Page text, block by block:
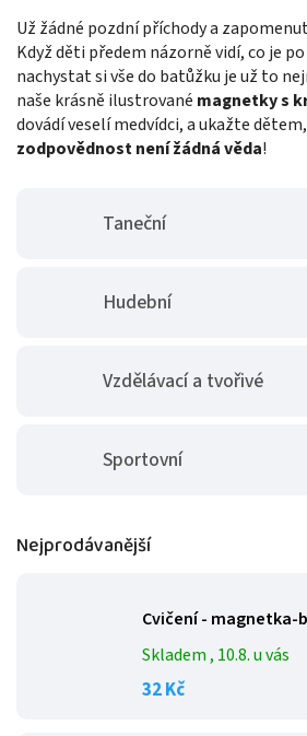
Už žádné pozdní příchody a
Když děti předem názorně vidí, co je
nachystat si vše do batůžku je už to
naše krásně ilustrované magnetky s
dovádí veselí medvídci, a ukažte
zodpovědnost není žádná věda!
Taneční
Hudební
Vzdělávací a tvořivé
Sportovní
Nejprodávanější
Cvičení - magnetka-
Skladem , 10.8. u vás
32 Kč